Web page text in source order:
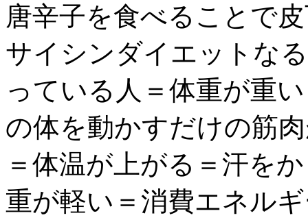
唐辛子を食べることで
サイシンダイエットな
っている人＝体重が重
の体を動かすだけの筋
＝体温が上がる＝汗を
重が軽い＝消費エネル